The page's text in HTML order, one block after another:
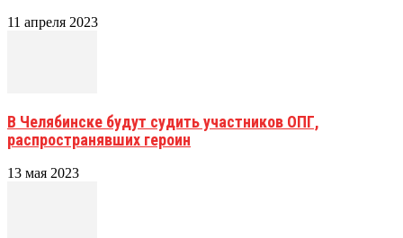
11 апреля 2023
В Челябинске будут судить участников ОПГ,
распространявших героин
13 мая 2023